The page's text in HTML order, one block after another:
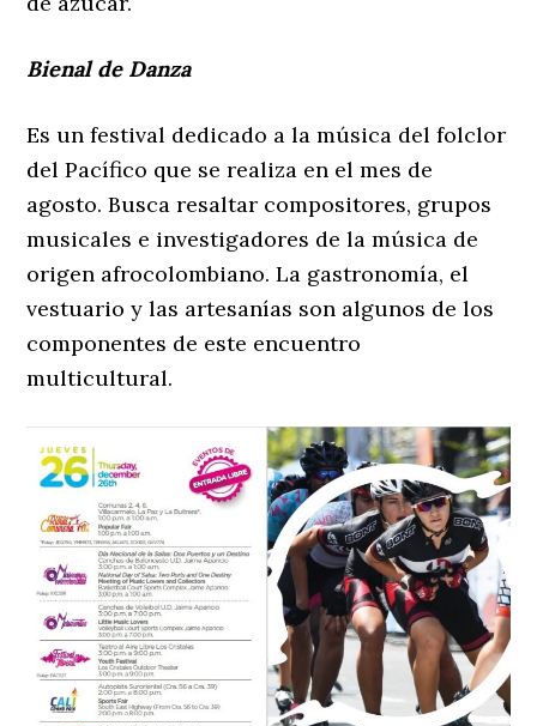
Bienal de Danza
Es un festival dedicado a la música del folclor
del Pacífico que se realiza en el mes de
agosto. Busca resaltar compositores, grupos
musicales e investigadores de la música de
origen afrocolombiano. La gastronomía, el
vestuario y las artesanías son algunos de los
componentes de este encuentro
multicultural.